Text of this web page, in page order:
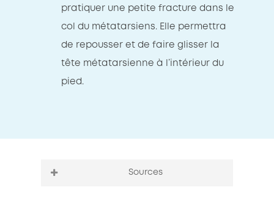
pratiquer une petite fracture dans le
col du métatarsiens. Elle permettra
de repousser et de faire glisser la
tête métatarsienne à l’intérieur du
pied.
Sources